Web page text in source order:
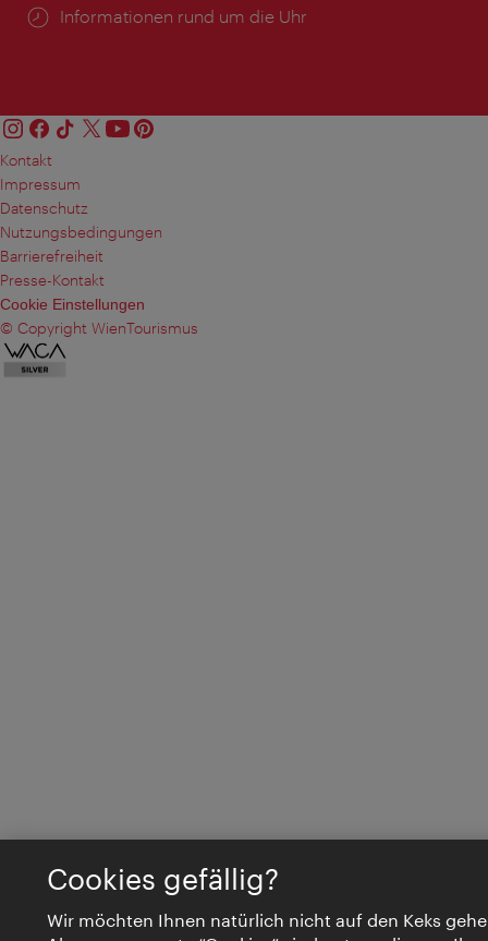
Öffnungszeiten:
Informationen rund um die Uhr
Kontakt
Impressum
Datenschutz
Nutzungsbedingungen
Barrierefreiheit
Presse-Kontakt
Cookie Einstellungen
© Copyright WienTourismus
Cookies gefällig?
Wir möchten Ihnen natürlich nicht auf den Keks